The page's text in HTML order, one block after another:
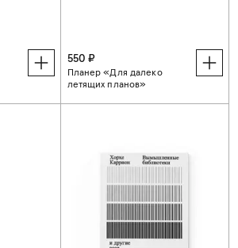
550 ₽
Планер «Для далеко
летящих планов»